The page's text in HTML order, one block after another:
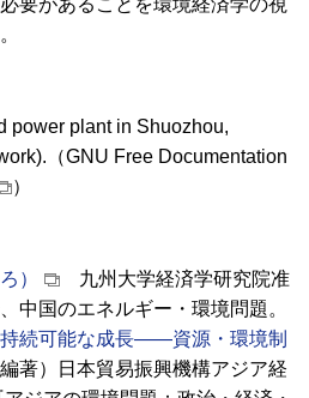
power plant in Shuozhou,
（GNU Free Documentation
）
）
九州大学経済学研究院准
中国のエネルギー・環境問題。
続可能な成長――資源・環境制
編著）日本貿易振興機構アジア経